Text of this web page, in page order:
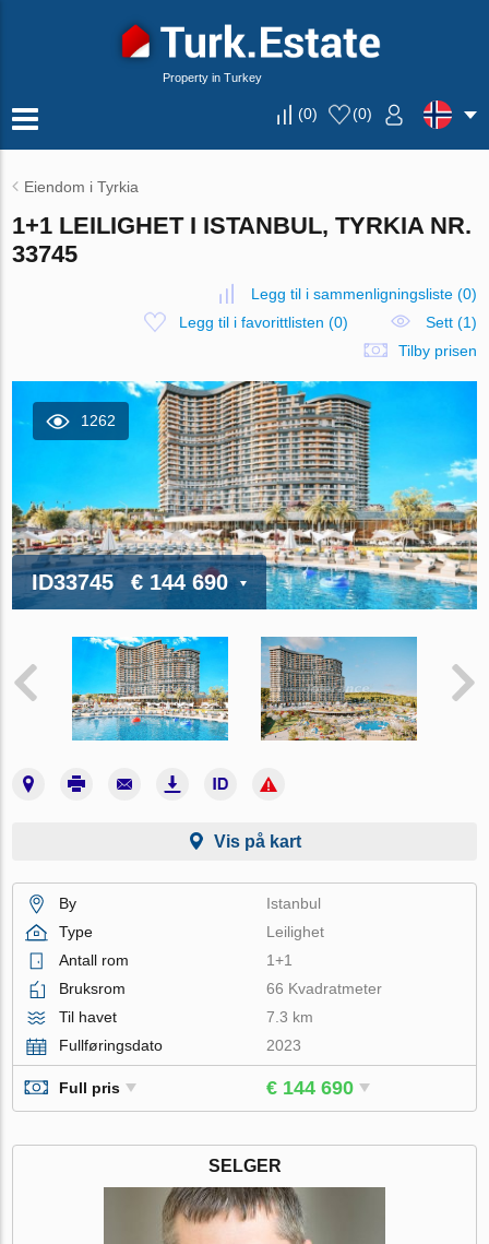
Property in Turkey
(0) (0)
Eiendom i Tyrkia
1+1 LEILIGHET I ISTANBUL, TYRKIA NR.
33745
Legg til i sammenligningsliste(0)
Legg til i favorittlisten (0)
Sett (1)
Tilby prisen
1262
ID33745 € 144 690
Vis på kart
By
Istanbul
Type
Leilighet
Antall rom
1+1
Bruksrom
66 Kvadratmeter
Til havet
7.3 km
Fullføringsdato
2023
Full pris € 144 690
SELGER